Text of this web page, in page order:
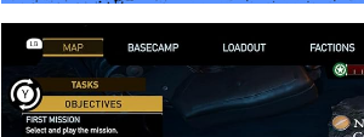
los escenarios rurales franceses cobran
en territorio enemigo bajo la constante
2. Gameplay y Mecánicas: El Factor Moral